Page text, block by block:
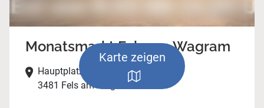
Monatsmarkt Fels am Wagram
Hauptplatz,
3481 Fels am Wagram
Karte zeigen